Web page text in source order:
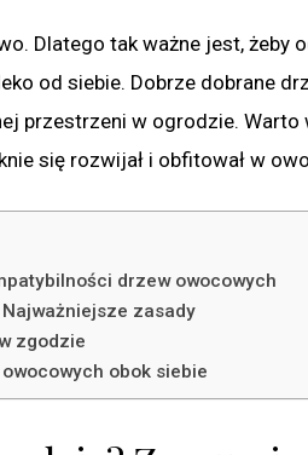
Dlatego tak ważne jest, żeby
od siebie. Dobrze dobrane
przestrzeni w ogrodzie.
się rozwijał i obfitował w
drzew owocowych
zasady
zgodzie
obok siebie